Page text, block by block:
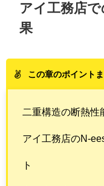
アイ工務店
果
この章のポイント
二重構造の断熱性
アイ工務店のN-
ト